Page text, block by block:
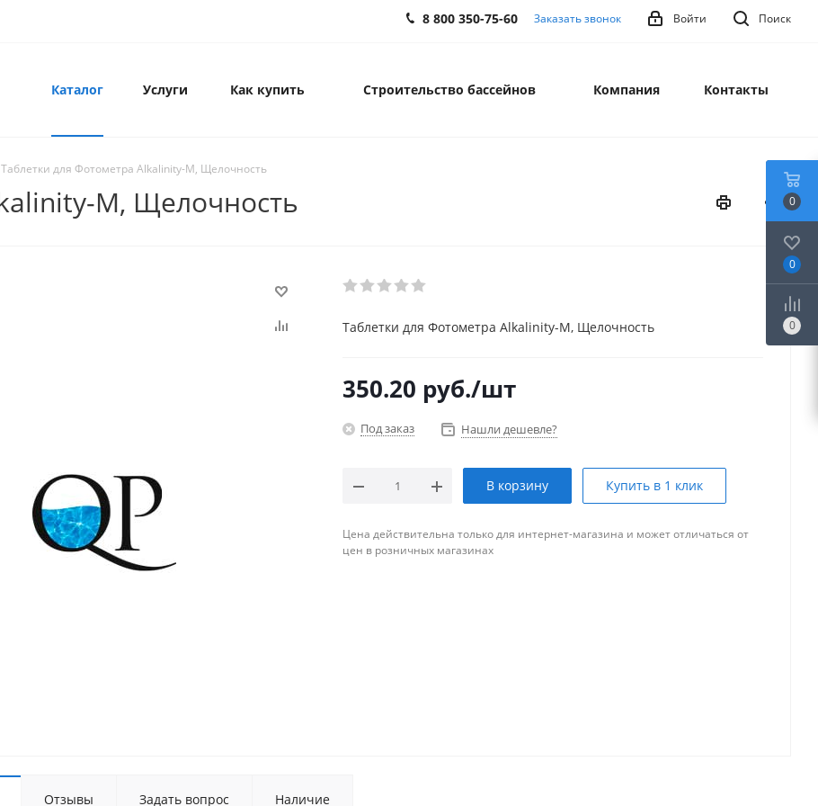
Поиск
Войти
8 800 350-75-60 Заказать звонок
Каталог Услуги Как купить Строительство бассейнов Компания Контакты
Таблетки для Фотометра Alkalinity-M, Щелочность
M, Щелочность
Таблетки для Фотометра Alkalinity-M, Щелочность
350.20 руб./шт
Под заказ Нашли дешевле?
В корзину Купить в 1 клик
Цена действительна только для интернет-магазина и может отличаться от
цен в розничных магазинах
Отзывы Задать вопрос Наличие
0
0
0